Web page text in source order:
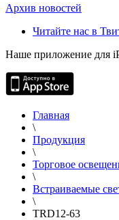
Архив новостей
Читайте нас в
Наше приложение для
Главная
\
Продукция
\
Торговое
\
Встраиваемые
\
TRD12-63